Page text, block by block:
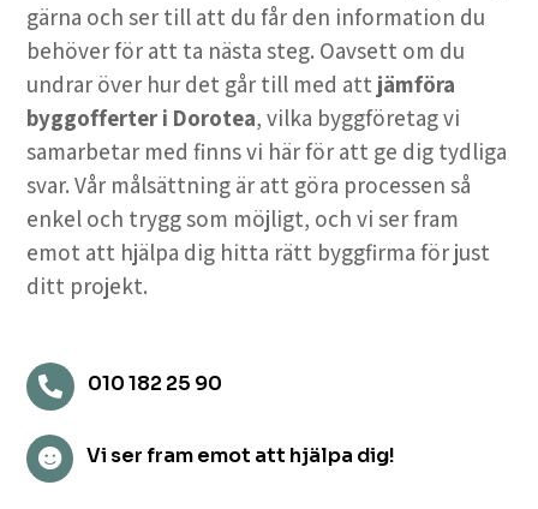
gärna och ser till att du får den information du
behöver för att ta nästa steg. Oavsett om du
undrar över hur det går till med att jämföra
byggofferter i Dorotea, vilka byggföretag vi
samarbetar med finns vi här för att ge dig tydliga
svar. Vår målsättning är att göra processen så
enkel och trygg som möjligt, och vi ser fram
emot att hjälpa dig hitta rätt byggfirma för just
ditt projekt.
 010 182 25 90
 Vi ser fram emot att hjälpa dig!